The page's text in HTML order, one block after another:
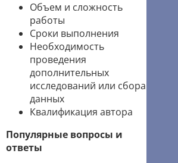
Объем и сложность
работы
Сроки выполнения
Необходимость
проведения
дополнительных
исследований или сбора
данных
Квалификация автора
Популярные вопросы и
ответы